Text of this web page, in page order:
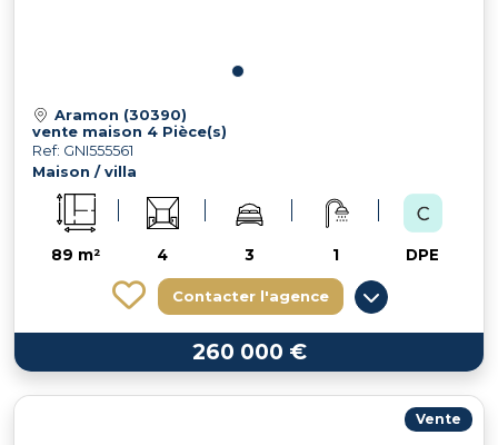
Aramon (30390)
vente maison 4 Pièce(s)
Ref: GNI555561
Maison / villa
89 m² 4 3 1 DPE
Contacter l'agence
260 000 €
Vente